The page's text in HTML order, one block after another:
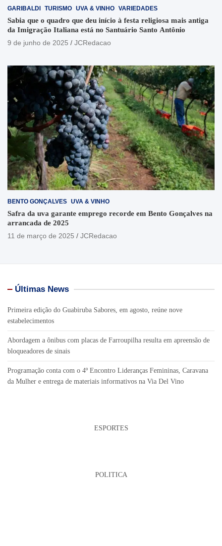
GARIBALDI TURISMO UVA & VINHO VARIEDADES
Sabia que o quadro que deu início à festa religiosa mais antiga
da Imigração Italiana está no Santuário Santo Antônio
9 de junho de 2025
JCRedacao
BENTO GONÇALVES UVA & VINHO
Safra da uva garante emprego recorde em Bento Gonçalves na
arrancada de 2025
11 de março de 2025
JCRedacao
Últimas News
Primeira edição do Guabiruba Sabores, em agosto, reúne nove
estabelecimentos
Abordagem a ônibus com placas de Farroupilha resulta em apreensão de
bloqueadores de sinais
Programação conta com o 4º Encontro Lideranças Femininas, Caravana
da Mulher e entrega de materiais informativos na Via Del Vino
ESPORTES
POLITICA